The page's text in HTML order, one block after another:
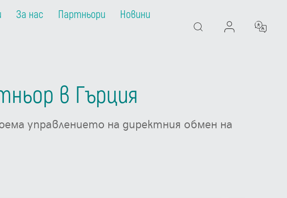
За нас Партньори
Новини
в Гърция
управлението на директния обмен на